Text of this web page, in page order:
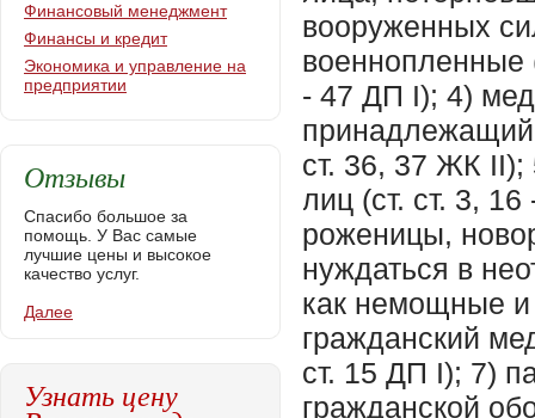
Финансовый менеджмент
Финансы и кредит
Экономика и управление на
предприятии
Отзывы
Спасибо большое за
помощь. У Вас самые
лучшие цены и высокое
качество услуг.
Далее
Узнать цену